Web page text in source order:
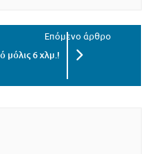
μόλις 6 χλμ.!